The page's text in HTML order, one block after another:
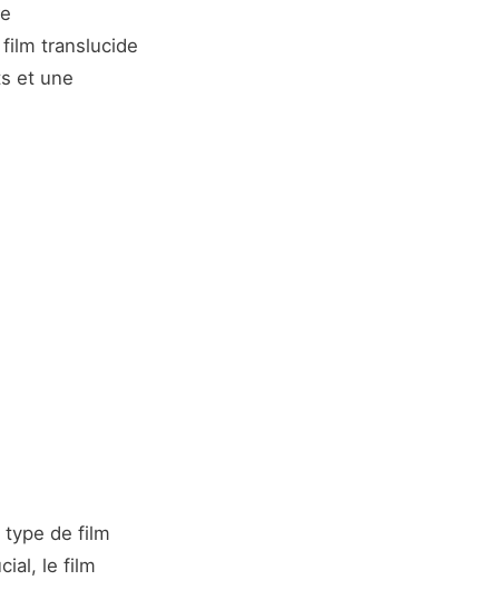
translucide
et une
de film
le film